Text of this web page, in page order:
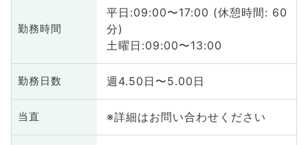
勤務時間
平日:09:00〜17:00 (休憩時間: 60
分)
土曜日:09:00〜13:00
勤務日数 週4.50日〜5.00日
当直 ※詳細はお問い合わせください